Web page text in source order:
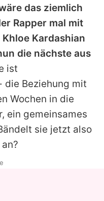
das ziemlich
Rapper mal mit
Khloe Kardashian
die nächste aus
ist
die Beziehung mit
Wochen in die
ein gemeinsames
sie jetzt also